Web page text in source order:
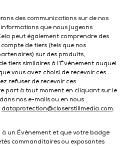
des communications sur de nos
que nous jugeons
peut également comprendre des
de tiers (tels que nos
sur des produits,
tiers similaires à l’Événement auquel
vous avez choisi de recevoir ces
refuser de recevoir ces
part à tout moment en cliquant sur le
nos e-mails ou en nous
dataprotection@closerstillmedia.com.
un Événement et que votre badge
commanditaires ou exposantes